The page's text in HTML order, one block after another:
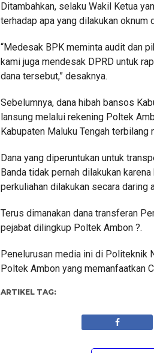
Ditambahkan, selaku Wakil Ketua
terhadap apa yang dilakukan oknum
“Medesak BPK meminta audit dan
kami juga mendesak DPRD untuk
dana tersebut,” desaknya.
Sebelumnya, dana hibah bansos
lansung melalui rekening Poltek
Kabupaten Maluku Tengah terbilang
Dana yang diperuntukan untuk
Banda tidak pernah dilakukan
perkuliahan dilakukan secara daring
Terus dimanakan dana transferan
pejabat dilingkup Poltek Ambon ?.
Penelurusan media ini di Politeknik
Poltek Ambon yang memanfaatkan
ARTIKEL TAG: